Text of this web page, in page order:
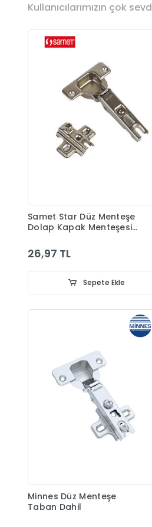
Kullanıcılarımızın çok
Samet Star Düz Menteşe
Dolap Kapak Menteşesi
26,97 TL
Sepete Ekle
Minnes Düz Menteşe
Taban Dahil